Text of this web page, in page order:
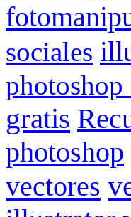
sociales
photoshop
gratis
photoshop
vectores